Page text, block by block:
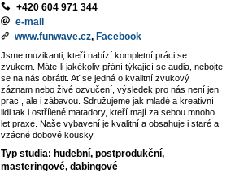
+420 604 971 344
e-mail
www.funwave.cz, Facebook
Jsme muzikanti, kteří nabízí kompletní práci se
zvukem. Máte-li jakékoliv přání týkající se audia, nebojte
se na nás obrátit. Ať se jedná o kvalitní zvukový
záznam nebo živé ozvučení, výsledek pro nás není jen
prací, ale i zábavou. Sdružujeme jak mladé a kreativní
lidi tak i ostřílené matadory, kteří mají za sebou mnoho
let praxe. Naše vybavení je kvalitní a obsahuje i staré a
vzácné dobové kousky.
Typ studia: hudební, postprodukční,
masteringové, dabingové